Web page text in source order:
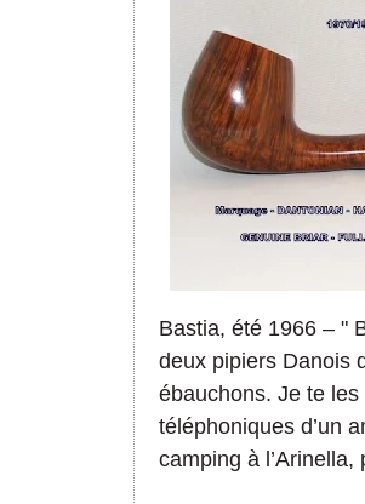
Bastia, été 1966 – "
deux pipiers Danois
ébauchons. Je te
téléphoniques d’un
camping à l’Arinella,